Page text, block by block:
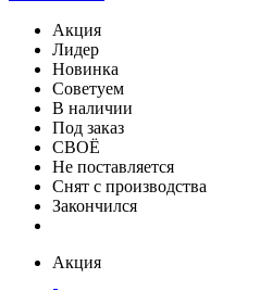
Акция
Лидер
Новинка
Советуем
В наличии
Под заказ
СВОЁ
Не поставляется
Снят с производства
Закончился
Акция